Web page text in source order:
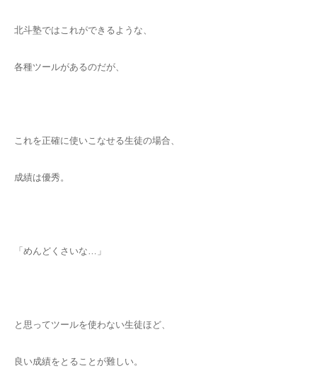
北斗塾ではこれができるような、
各種ツールがあるのだが、
これを正確に使いこなせる生徒の場合、
成績は優秀。
「めんどくさいな…」
と思ってツールを使わない生徒ほど、
良い成績をとることが難しい。